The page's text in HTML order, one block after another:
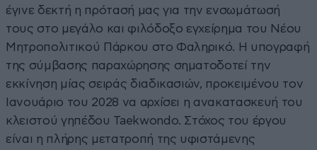
έγινε δεκτή η πρότασή μας για την ενσωμάτωσή
τους στο μεγάλο και φιλόδοξο εγχείρημα του Νέου
Μητροπολιτικού Πάρκου στο Φαληρικό. Η υπογραφή
της σύμβασης παραχώρησης σηματοδοτεί την
εκκίνηση μίας σειράς διαδικασιών, προκειμένου τον
Ιανουάριο του 2028 να αρχίσει η ανακατασκευή του
κλειστού γηπέδου Taekwondo. Στόχος του έργου
είναι η πλήρης μετατροπή της υφιστάμενης